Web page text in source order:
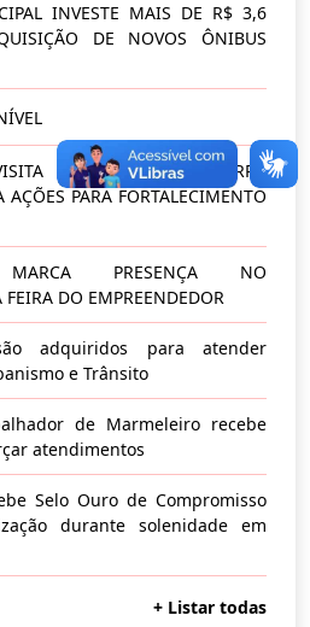
INVESTE MAIS DE R$ 3,6
DE NOVOS ÔNIBUS
A COMUNIDADE BARRA
PARA FORTALECIMENTO
MARCA PRESENÇA NO
DO EMPREENDEDOR
adquiridos para atender
e Trânsito
de Marmeleiro recebe
atendimentos
Selo Ouro de Compromisso
durante solenidade em
+ Listar todas